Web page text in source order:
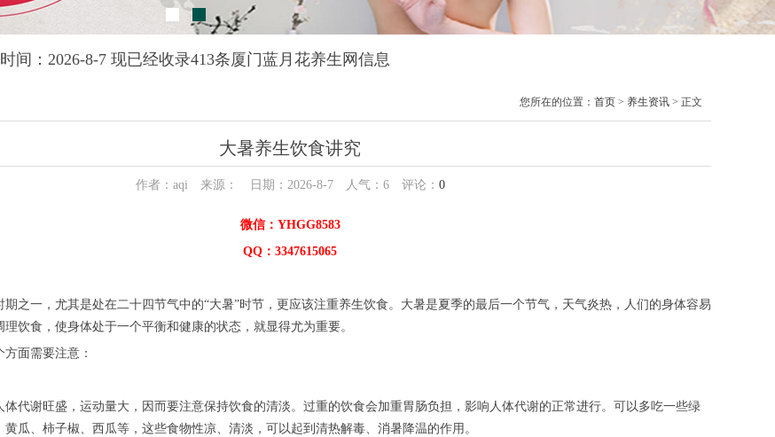
间：2026-8-7 现已经收录413条厦门蓝月花养生网信息
您所在的位置： 首页 > 养生资讯 > 正文
大暑养生饮食讲究
作者：aqi 来源： 日期：2026-8-7 人气： 6评论： 0
微信：YHGG8583
QQ：3347615065
期之一，尤其是处在二十四节气中的“大暑”时节，更应该注重养生饮食。大暑是夏季的最后一个节气，天气炎热，人们的身体容易
饮食，使身体处于一个平衡和健康的状态，就显得尤为重要。
面需要注意：
体代谢旺盛，运动量大，因而要注意保持饮食的清淡。过重的饮食会加重胃肠负担，影响人体代谢的正常进行。可以多吃一些绿
瓜、柿子椒、西瓜等，这些食物性凉、清淡，可以起到清热解毒、消暑降温的作用。